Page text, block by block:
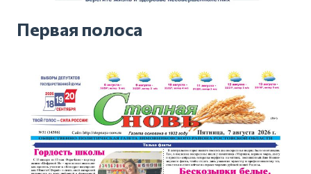
Первая полоса